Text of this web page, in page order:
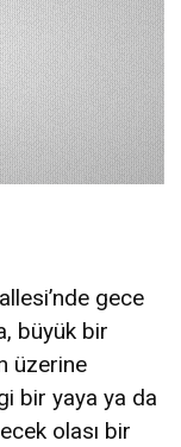
gece
büyük bir
üzerine
bir yaya ya da
olası bir